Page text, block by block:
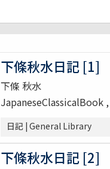
下條秋水日記 [1]
下條 秋水
JapaneseClassicalBook
日記 | General Library
下條秋水日記 [2]